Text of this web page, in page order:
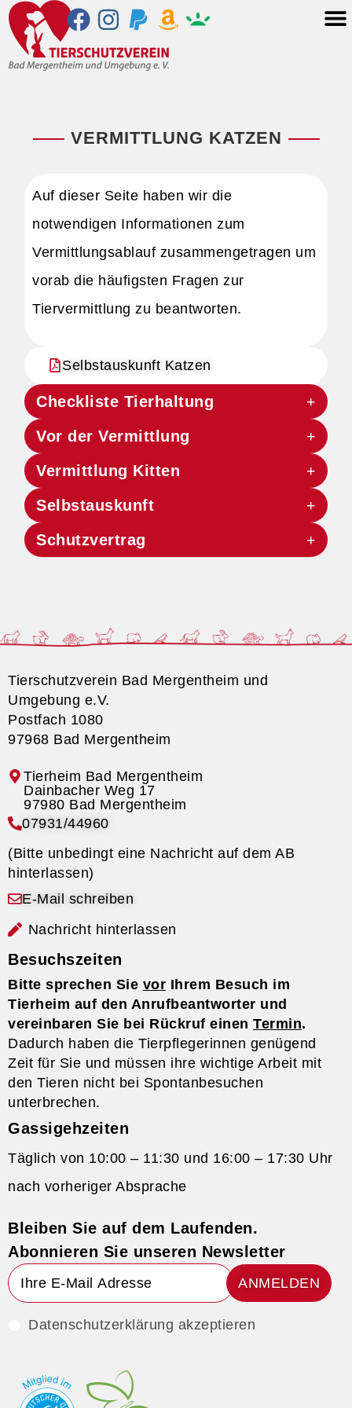
VERMITTLUNG KATZEN
Checkliste Tierhaltung
Vor der Vermittlung
Vermittlung Kitten
Selbstauskunft
Schutzvertrag
Auf dieser Seite haben wir die
notwendigen Informationen zum
Vermittlungsablauf zusammengetragen um
vorab die häufigsten Fragen zur
Tiervermittlung zu beantworten.
Selbstauskunft Katzen
Tierschutzverein Bad Mergentheim und
Umgebung e.V.
Postfach 1080
97968 Bad Mergentheim
Tierheim Bad Mergentheim
07931/44960
(Bitte unbedingt eine Nachricht auf dem AB
hinterlassen)
E-Mail schreiben
Nachricht hinterlassen
Besuchszeiten
Bitte sprechen Sie vor Ihrem Besuch im
Tierheim auf den Anrufbeantworter und
vereinbaren Sie bei Rückruf einen Termin.
Dadurch haben die Tierpflegerinnen genügend
Zeit für Sie und müssen ihre wichtige Arbeit mit
den Tieren nicht bei Spontanbesuchen
unterbrechen.
Gassigehzeiten
Täglich von 10:00 – 11:30 und 16:00 – 17:30 Uhr
nach vorheriger Absprache
Bleiben Sie auf dem Laufenden.
Abonnieren Sie unseren Newsletter
ANMELDEN
Datenschutzerklärung akzeptieren